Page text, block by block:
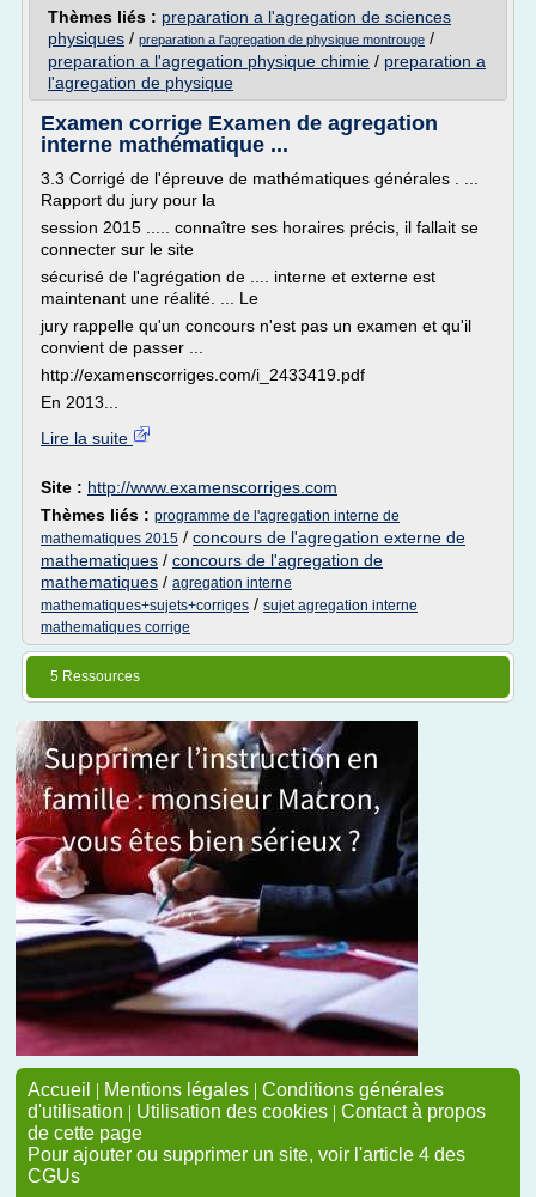
Thèmes liés : preparation a l'agregation de sciences
physiques / preparation a l'agregation de physique montrouge /
preparation a l'agregation physique chimie / preparation a
l'agregation de physique
Examen corrige Examen de agregation
interne mathématique ...
3.3 Corrigé de l'épreuve de mathématiques générales . ...
Rapport du jury pour la
session 2015 ..... connaître ses horaires précis, il fallait se
connecter sur le site
sécurisé de l'agrégation de .... interne et externe est
maintenant une réalité. ... Le
jury rappelle qu'un concours n'est pas un examen et qu'il
convient de passer ...
http://examenscorriges.com/i_2433419.pdf
En 2013...
Lire la suite
Site : http://www.examenscorriges.com
Thèmes liés : programme de l'agregation interne de
mathematiques 2015 / concours de l'agregation externe de
mathematiques / concours de l'agregation de
mathematiques / agregation interne
mathematiques+sujets+corriges / sujet agregation interne
mathematiques corrige
5 Ressources
Accueil | Mentions légales | Conditions générales
d'utilisation | Utilisation des cookies | Contact à propos
de cette page
Pour ajouter ou supprimer un site, voir l'article 4 des
CGUs